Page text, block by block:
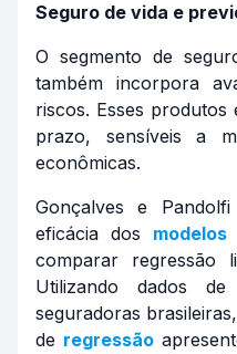
Seguro de vida e
O segmento de
também incorpora
riscos. Esses produtos
prazo, sensíveis a
econômicas.
Gonçalves e
eficácia dos modelos
comparar regressão
Utilizando dados
seguradoras
de regressão